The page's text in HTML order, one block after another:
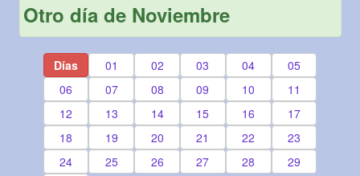
Otro día de Noviembre
Días 01 02 03 04
05
06
07 08 09 10
11
12
13 14 15 16
17
18
19 20 21 22
23
24
25 26 27 28
29